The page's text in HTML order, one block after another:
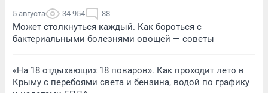
5 августа 34 954 88
Может столкнуться каждый. Как бороться с
бактериальными болезнями овощей — советы
«На 18 отдыхающих 18 поваров». Как проходит лето в
Крыму с перебоями света и бензина, водой по графику